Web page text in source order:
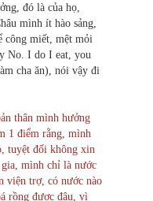
đó là của họ,
mình ít hào sảng,
công miết, mệt mỏi
No. I do I eat, you
cha ăn), nói vậy đi
thân mình hưởng
1 điểm rằng, mình
tuyệt đối không xin
mình chỉ là nước
viện trợ, có nước nào
rồng được đâu, vì